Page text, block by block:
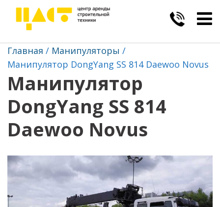
Главная
Манипуляторы
Манипулятор DongYang SS 814 Daewoo Novus
Манипулятор
DongYang SS 814
Daewoo Novus